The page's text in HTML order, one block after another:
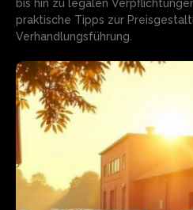
bis hin zu legalen
praktische Tipps zur
Verhandlungsführung.